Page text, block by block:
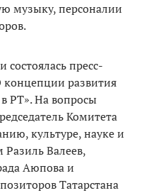
музыку, персоналии
пресс-
развития
РТ». На вопросы
Комитета
культуре, науке и
Валеев,
Аюпова и
Татарстана